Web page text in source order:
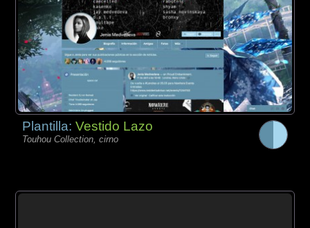
Plantilla:Vestido Lazo
Touhou Collection, cirno